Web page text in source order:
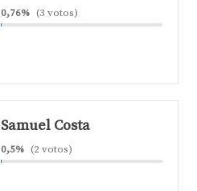
0,76% (3 votos)
Samuel Costa
0,5% (2 votos)